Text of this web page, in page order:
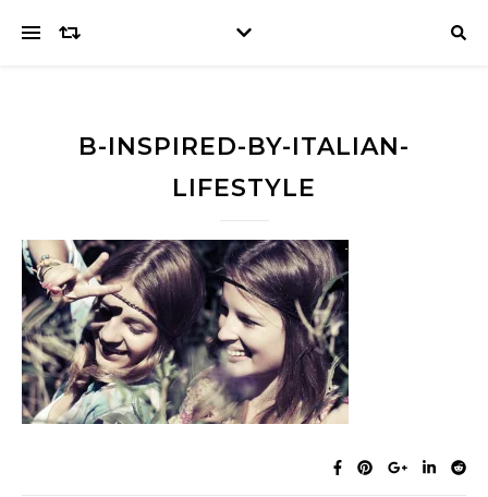
B-INSPIRED-BY-ITALIAN-
LIFESTYLE